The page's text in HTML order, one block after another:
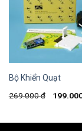
Bộ Khiển Quạt
269.000đ